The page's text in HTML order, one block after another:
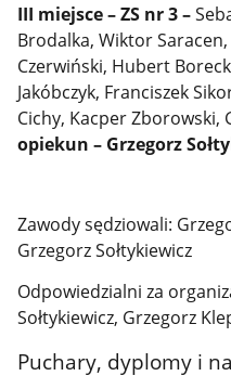
III miejsce – ZS nr 3 –
Brodalka, Wiktor
Czerwiński, Hubert
Jakóbczyk, Franciszek
Cichy, Kacper
opiekun – Grzegorz
Zawody sędziowali:
Grzegorz Sołtykiewicz
Odpowiedzialni za
Sołtykiewicz, Grzegorz
Puchary, dyplomy i